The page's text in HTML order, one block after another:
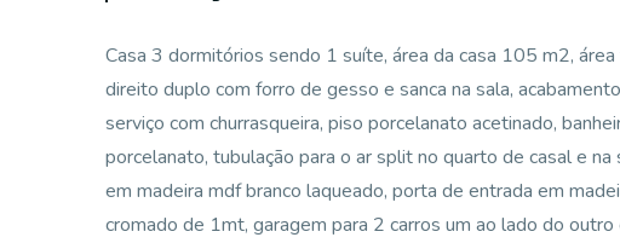
Casa 3 dormitórios sendo 1 suíte, área da casa 105 m2,
direito duplo com forro de gesso e sanca na sala,
serviço com churrasqueira, piso porcelanato acetinado,
porcelanato, tubulação para o ar split no quarto de casal e
em madeira mdf branco laqueado, porta de entrada em
cromado de 1mt, garagem para 2 carros um ao lado do